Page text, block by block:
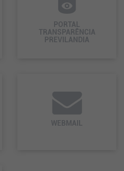
PORTAL
TRANSPARÊNCIA
PREVILANDIA
WEBMAIL